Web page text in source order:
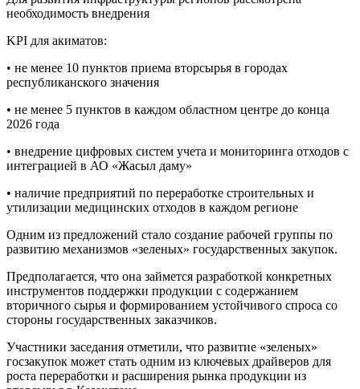
необходимость внедрения
KPI для акиматов:
• не менее 10 пунктов приема вторсырья в городах
республиканского значения
• не менее 5 пунктов в каждом областном центре до конца
2026 года
• внедрение цифровых систем учета и мониторинга отходов с
интеграцией в АО «Жасыл даму»
• наличие предприятий по переработке строительных и
утилизации медицинских отходов в каждом регионе
Одним из предложений стало создание рабочей группы по
развитию механизмов «зеленых» государственных закупок.
Предполагается, что она займется разработкой конкретных
инструментов поддержки продукции с содержанием
вторичного сырья и формированием устойчивого спроса со
стороны государственных заказчиков.
Участники заседания отметили, что развитие «зеленых»
госзакупок может стать одним из ключевых драйверов для
роста переработки и расширения рынка продукции из